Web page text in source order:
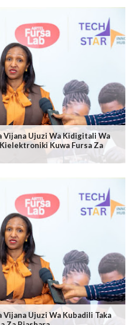
Vijana Ujuzi Wa Kidigitali Wa
Kuwa Fursa Za
Ujuzi Wa Kubadili Taka